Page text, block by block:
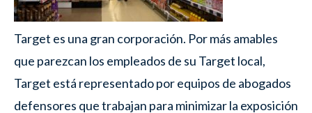
Target es una gran corporación. Por más amables
que parezcan los empleados de su Target local,
Target está representado por equipos de abogados
defensores que trabajan para minimizar la exposición